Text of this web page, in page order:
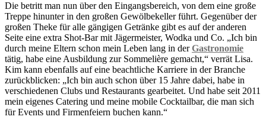
Die betritt man nun über den Eingangsbereich, von dem eine große
Treppe hinunter in den großen Gewölbekeller führt. Gegenüber der
großen Theke für alle gängigen Getränke gibt es auf der anderen
Seite eine extra Shot-Bar mit Jägermeister, Wodka und Co. „Ich bin
durch meine Eltern schon mein Leben lang in derGastronomie
tätig, habe eine Ausbildung zur Sommelière gemacht,“ verrät Lisa.
Kim kann ebenfalls auf eine beachtliche Karriere in der Branche
zurückblicken: „Ich bin auch schon über 15 Jahre dabei, habe in
verschiedenen Clubs und Restaurants gearbeitet. Und habe seit 2011
mein eigenes Catering und meine mobile Cocktailbar, die man sich
für Events und Firmenfeiern buchen kann.“